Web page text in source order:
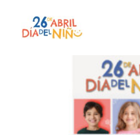
¿Qué es el Día del Niño?
¿Cómo lo vamos a celebrar?